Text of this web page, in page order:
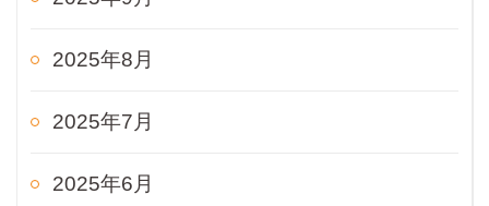
2025年8月
2025年7月
2025年6月